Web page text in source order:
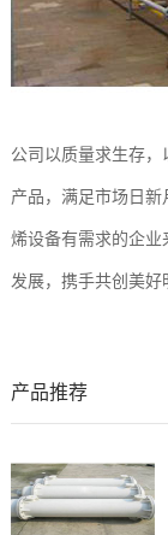
公司以质量求生存
产品，满足市场日
烯设备有需求的企业
发展，携手共创美好
产品推荐